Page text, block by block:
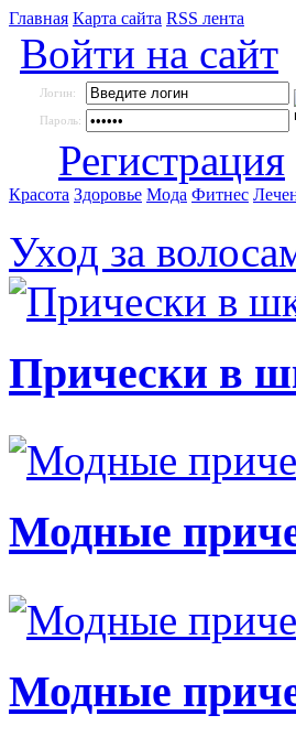
Главная Карта сайта RSS лента
Войти на сайт
Логин:
Пароль:
Регистрация
Красота Здоровье Мода Фитнес
Уход за
Прически в
Модные
Модные